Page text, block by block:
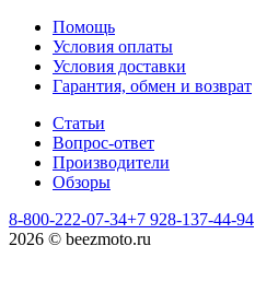
Помощь
Условия оплаты
Условия доставки
Гарантия, обмен и возврат
Статьи
Вопрос-ответ
Производители
Обзоры
8-800-222-07-34+7 928-137-44-94
2026 © beezmoto.ru